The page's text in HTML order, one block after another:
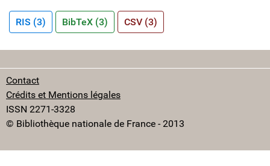
RIS (3) BibTeX (3) CSV (3)
Contact
Crédits et Mentions légales
ISSN 2271-3328
© Bibliothèque nationale de France - 2013